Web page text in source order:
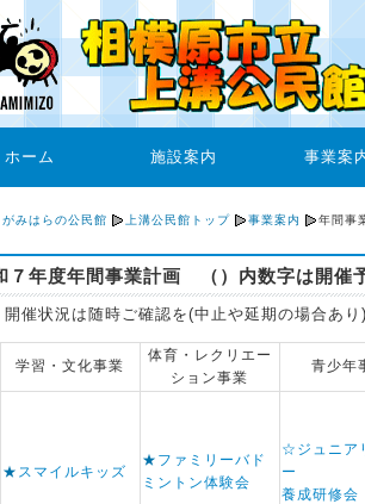
ホーム 施設案内 事業案
がみはらの公民館 上溝公民館トップ 事業案内 年間事
７年度年間事業計画 （）内数字は開催
状況は随時ご確認を(中止や延期の場合あり
学習・文化事業
体育・レクリエー
ション事業
青少年
★ スマイルキッズ
★ ファミリーバド
ミントン体験会
☆ジュニア
ー
養成研修会